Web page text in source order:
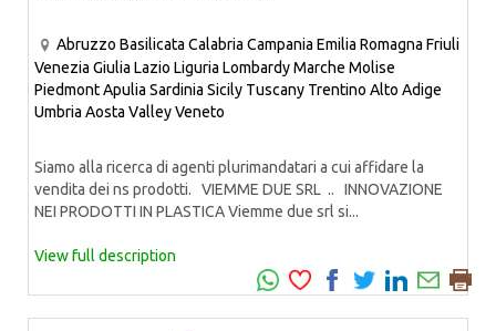
Abruzzo Basilicata Calabria Campania Emilia Romagna Friuli
Venezia Giulia Lazio Liguria LombardyMarche Molise
PiedmontApulia Sardinia Sicily Tuscany Trentino Alto Adige
Umbria Aosta ValleyVeneto
Siamo alla ricerca di agenti plurimandatari a cui affidare la
vendita dei ns prodotti. VIEMME DUE SRL .. INNOVAZIONE
NEI PRODOTTI IN PLASTICA Viemme due srl si...
View full description